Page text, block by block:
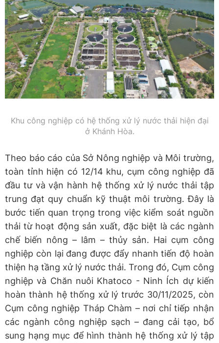
Khu công nghiệp có hệ thống xử lý nước thải hiện đại
ở Khánh Hòa.
Theo báo cáo của Sở Nông nghiệp và Môi trường,
toàn tỉnh hiện có 12/14 khu, cụm công nghiệp đã
đầu tư và vận hành hệ thống xử lý nước thải tập
trung đạt quy chuẩn kỹ thuật môi trường. Đây là
bước tiến quan trọng trong việc kiểm soát nguồn
thải từ hoạt động sản xuất, đặc biệt là các ngành
chế biến nông – lâm – thủy sản. Hai cụm công
nghiệp còn lại đang được đẩy nhanh tiến độ hoàn
thiện hạ tầng xử lý nước thải. Trong đó, Cụm công
nghiệp và Chăn nuôi Khatoco - Ninh Ích dự kiến
hoàn thành hệ thống xử lý trước 30/11/2025, còn
Cụm công nghiệp Tháp Chàm – nơi chỉ tiếp nhận
các ngành công nghiệp sạch – đang cải tạo, bổ
sung hạng mục để hình thành hệ thống xử lý tập